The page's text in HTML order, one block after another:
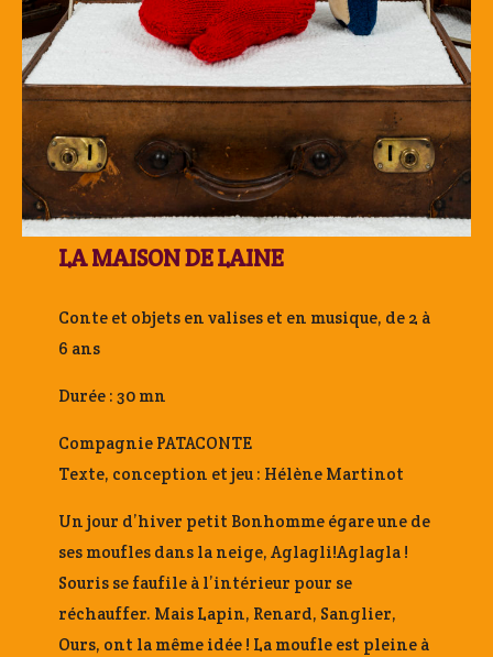
LA MAISON DE LAINE
Conte et objets en valises et en musique, de 2 à
6 ans
Durée : 30 mn
Compagnie PATACONTE
Texte, conception et jeu : Hélène Martinot
Un jour d’hiver petit Bonhomme égare une de
ses moufles dans la neige, Aglagli!Aglagla !
Souris se faufile à l’intérieur pour se
réchauffer. Mais Lapin, Renard, Sanglier,
Ours, ont la même idée ! La moufle est pleine à